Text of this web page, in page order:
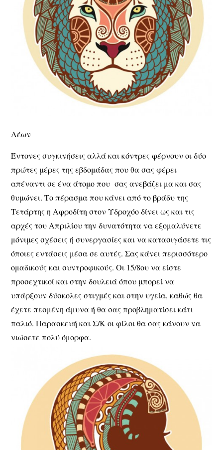
Λέων
Έντονες συγκινήσεις αλλά και κόντρες φέρνουν οι δύο
πρώτες μέρες της εβδομάδας που θα σας φέρει
απέναντι σε ένα άτομο που σας ανεβάζει μα και σας
θυμώνει. Το πέρασμα που κάνει από το βράδυ της
Τετάρτης η Αφροδίτη στον Υδροχόο δίνει ως και τις
αρχές του Απριλίου την δυνατότητα να εξομαλύνετε
μόνιμες σχέσεις ή συνεργασίες και να κατασιγάσετε τις
όποιες εντάσεις μέσα σε αυτές. Σας κάνει περισσότερο
ομαδικούς και συντροφικούς. Οι 15/8ου να είστε
προσεχτικοί και στην δουλειά όπου μπορεί να
υπάρξουν δύσκολες στιγμές και στην υγεία, καθώς θα
έχετε πεσμένη άμυνα ή θα σας προβληματίσει κάτι
παλιό. Παρασκευή και Σ/Κ οι φίλοι θα σας κάνουν να
νιώσετε πολύ όμορφα.